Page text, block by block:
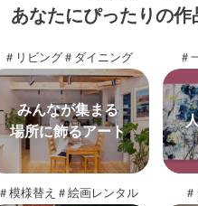
あなたにぴったりの作
＃リビング＃ダイニング
みんなが集まる
場所に飾るアート
＃
＃模様替え ＃絵画レンタル